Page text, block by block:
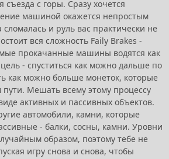
съезда с горы. Сразу хочется
машиной окажется непростым
сломалась и руль вас практически не
вся сложность Faily Brakes -
прокачанные машины водятся как
- спуститься как можно дальше по
как можно больше монеток, которые
Мешать всему этому процессу
активных и пассивных объектов.
автомобили, камни, которые
- балки, сосны, камни. Уровни
образом, поэтому тебе не
игру снова и снова, чтобы